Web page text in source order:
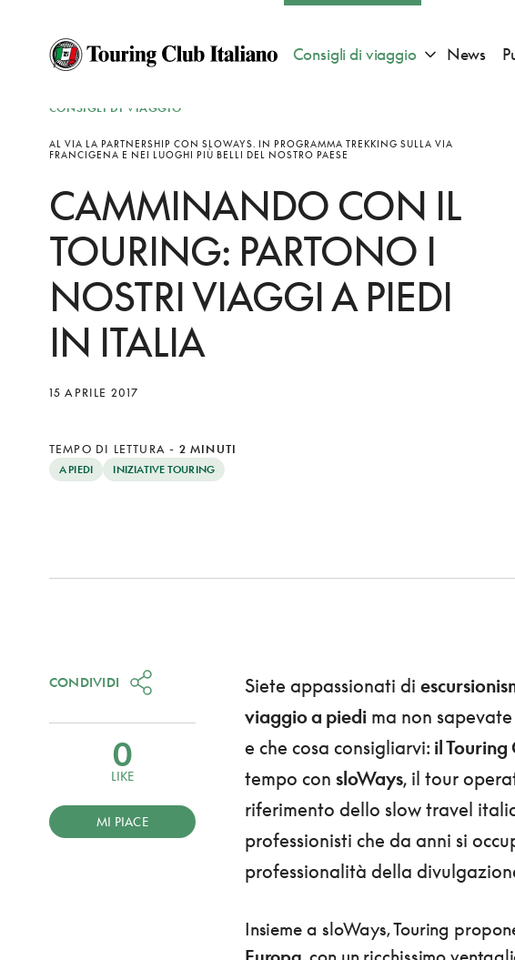
Consigli di viaggio Apri sotto
News
CONSIGLI DI VIAGGIO
AL VIA LA PARTNERSHIP CON SLOWAYS. IN PROGRAMMA TREKKING SULLA VIA
FRANCIGENA E NEI LUOGHI PIÙ BELLI DEL NOSTRO PAESE
CAMMINANDO CON IL
TOURING: PARTONO I
NOSTRI VIAGGI A PIEDI
IN ITALIA
15 APRILE 2017
TEMPO DI LETTURA - 2 MINUTI
A PIEDI INIZIATIVE TOURING
Siete appassionati di
viaggio a piedima non
e che cosa consigliarvi: il
tempo con sloWays, il tour
riferimento dello slow travel
professionisti che da anni si
professionalità della
Insieme a sloWays, Touring
CONDIVIDI
0
LIKE
MI PIACE